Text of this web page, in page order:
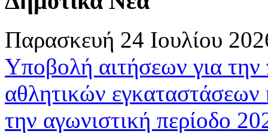
Παρασκευή 24 Ιουλίου
Υποβολή αιτήσεων για
αθλητικών
την αγωνιστική περίοδο